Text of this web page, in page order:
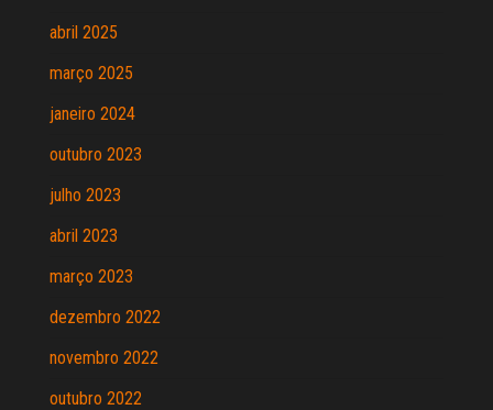
abril 2025
março 2025
janeiro 2024
outubro 2023
julho 2023
abril 2023
março 2023
dezembro 2022
novembro 2022
outubro 2022